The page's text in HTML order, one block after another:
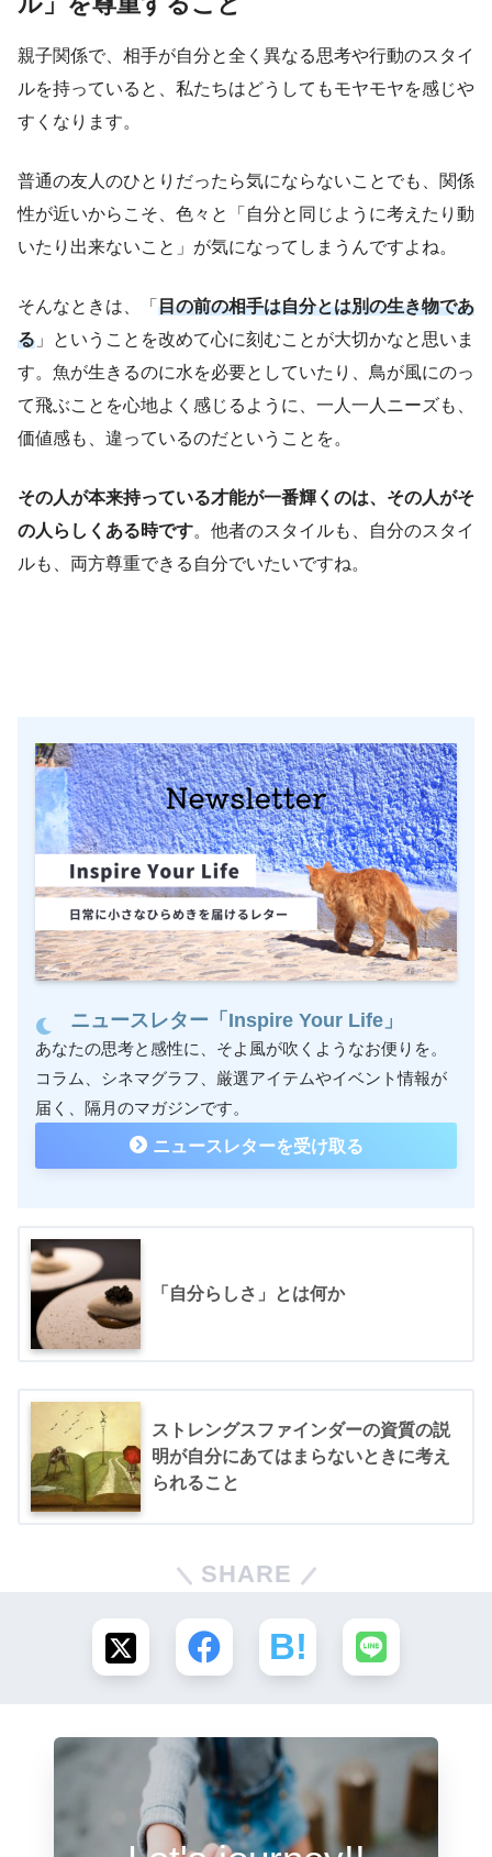
親子関係で、相手が自分と全く異なる思考や行動のスタイ
ルを持っていると、私たちはどうしてもモヤモヤを感じや
すくなります。
普通の友人のひとりだったら気にならないことでも、関係
性が近いからこそ、色々と「自分と同じように考えたり動
いたり出来ないこと」が気になってしまうんですよね。
そんなときは、「 目の前の相手は自分とは別の生き物であ
る 」ということを改めて心に刻むことが大切かなと思いま
す。魚が生きるのに水を必要としていたり、鳥が風にのっ
て飛ぶことを心地よく感じるように、一人一人ニーズも、
価値感も、違っているのだということを。
その人が本来持っている才能が一番輝くのは、その人がそ
の人らしくある時です。他者のスタイルも、自分のスタイ
ルも、両方尊重できる自分でいたいですね。
ニュースレター「Inspire Your Life」
あなたの思考と感性に、そよ風が吹くようなお便りを。
コラム、シネマグラフ、厳選アイテムやイベント情報が
届く、隔月のマガジンです。
ニュースレターを受け取る
「自分らしさ」とは何か
ストレングスファインダーの資質の説
明が自分にあてはまらないときに考え
られること
SHARE